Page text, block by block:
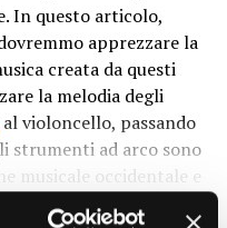
Liturgia
un ruolo
liturgiche. È
i canti e le
musicale che
della liturgia.
In questo articolo,
apprezzare la
creata da questi
la melodia degli
violoncello, passando
strumenti ad arco sono
musicale occidentale e
che merita di essere